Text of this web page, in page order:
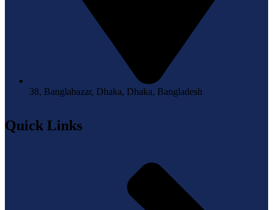
38, Banglabazar, Dhaka, Dhaka, Bangladesh
Quick Links